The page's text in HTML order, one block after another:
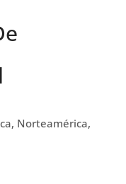
Norteamérica,